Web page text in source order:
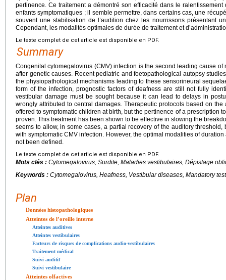
pertinence. Ce traitement a démontré son efficacité dans le
enfants symptomatiques ; il semble permettre, dans certains cas, une
souvent une stabilisation de l’audition chez les nourrissons présentant
Cependant, les modalités optimales de durée de traitement et
Le texte complet de cet article est disponible en PDF.
Summary
Congenital cytomegalovirus (CMV) infection is the second leading cause
after genetic causes. Recent pediatric and foetopathological autopsy
the physiopathological mechanisms leading to these sensorineural
form of the infection, prognostic factors of deafness are still not fully
vestibular damage must be sought because it can lead to delays in
wrongly attributed to central damages. Therapeutic protocols based on
offered to symptomatic children at birth, but the pertinence of a prescription
proven. This treatment has been shown to be effective in slowing the
seems to allow, in some cases, a partial recovery of the auditory
with symptomatic CMV infection. However, the optimal modalities of
not been defined.
Le texte complet de cet article est disponible en PDF.
Mots clés : Cytomegalovirus, Surdite, Maladies vestibulaires, Dépistage
Keywords : Cytomegalovirus, Heafness, Vestibular diseases, Mandatory
Plan
Données histopathologiques
Atteintes de l’oreille interne
Atteintes auditives
Atteintes vestibulaires
Facteurs de risques de complications audio-vestibulaires
Traitement médical
Suivi auditif
Suivi vestibulaire
Atteintes olfactives